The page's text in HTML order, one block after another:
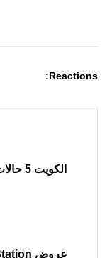
Reactions: